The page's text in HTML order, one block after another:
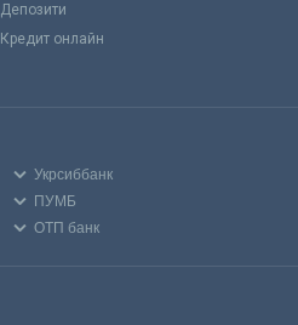
Депозити
Кредит онлайн
Укрсиббанк
ПУМБ
ОТП банк